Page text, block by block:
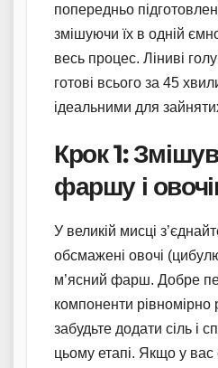
попередньо
змішуючи їх в одній
весь процес. Ліниві
готові всього за 45
ідеальними для
Крок 1:
фаршу і
У великій мисці
обсмажені овочі
м’ясний фарш. Добре
компоненти рівномірно
забудьте додати сіль і
цьому етапі. Якщо у